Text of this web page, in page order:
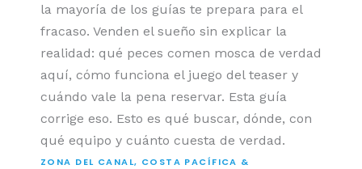
la mayoría de los guías te prepara para el
fracaso. Venden el sueño sin explicar la
realidad: qué peces comen mosca de verdad
aquí, cómo funciona el juego del teaser y
cuándo vale la pena reservar. Esta guía
corrige eso. Esto es qué buscar, dónde, con
qué equipo y cuánto cuesta de verdad.
ZONA DEL CANAL, COSTA PACÍFICA &